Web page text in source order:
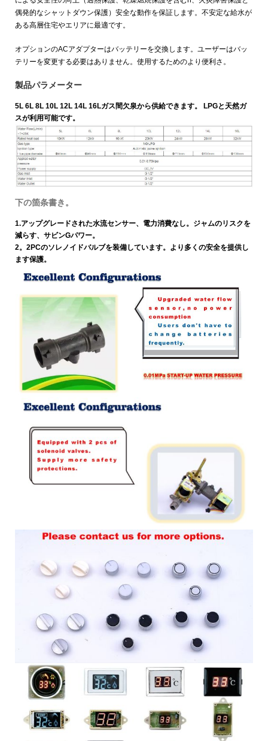
偶発的なシャットダウン保護）安全な動作を保証します。不安定な給水が
ある高層住宅やエリアに最適です。
オプションのACアダプターはバッテリーを交換します。ユーザーはバッ
テリーを変更する必要はありません。使用するためのより便利さ。
製品パラメーター
5L 6L 8L 10L 12L 14L 16Lガス間欠泉から供給できます。 LPGと天然ガ
スが利用可能です。
下の箇条書き。
1.アップグレードされた水流センサー、電力消費なし。ジャムのリスクを
減らす、サビンGパワー。
2。2PCのソレノイドバルブを装備しています。より多くの安全を提供し
ます保護。